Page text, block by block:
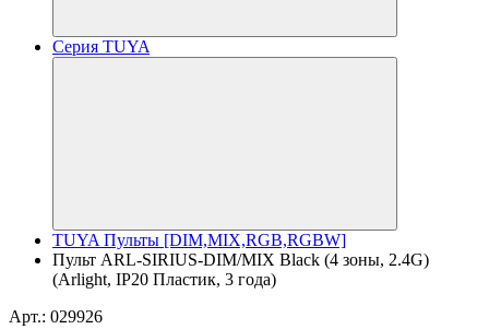
Серия TUYA
TUYA Пульты [DIM,MIX,RGB,RGBW]
Пульт ARL-SIRIUS-DIM/MIX Black (4 зоны, 2.4G)
(Arlight, IP20 Пластик, 3 года)
Арт.: 029926